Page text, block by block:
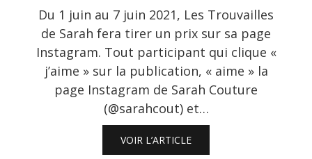
Du 1 juin au 7 juin 2021, Les Trouvailles
de Sarah fera tirer un prix sur sa page
Instagram. Tout participant qui clique «
j’aime » sur la publication, « aime » la
page Instagram de Sarah Couture
(@sarahcout) et…
VOIR L’ARTICLE